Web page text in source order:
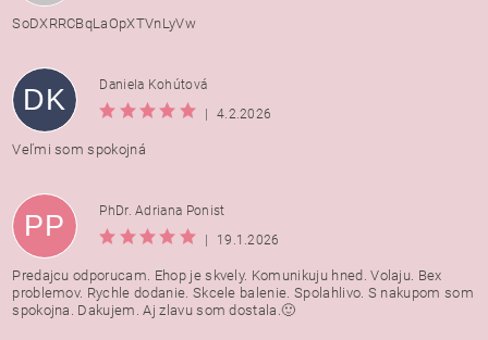
SoDXRRCBqLaOpXTVnLyVw
DK
Daniela Kohútová
|
4.2.2026
Veľmi som spokojná
PP
PhDr. Adriana Ponist
|
19.1.2026
Predajcu odporucam. Ehop je skvely. Komunikuju hned. Volaju. Bex
problemov. Rychle dodanie. Skcele balenie. Spolahlivo. S nakupom som
spokojna. Dakujem. Aj zlavu som dostala.🙂